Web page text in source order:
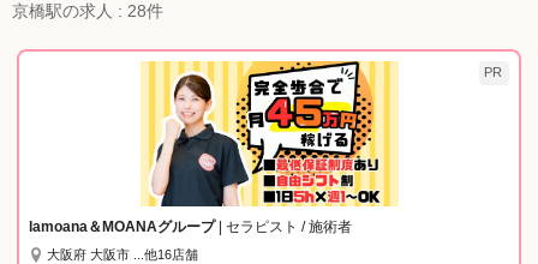
京橋駅の求人 : 28件
PR
lamoana＆MOANAグループ| セラピスト / 施術者
大阪府 大阪市 ...他16店舗